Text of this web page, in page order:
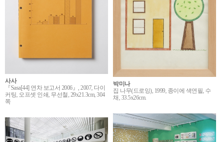
사사
『Sasa[44] 연차 보고서 2006』, 2007, 다이
커팅, 오프셋 인쇄, 무선철, 29x21.3cm, 304
쪽
박미나
집 나무(드로잉), 1999, 종이에 색연필, 수
채, 33.5x26cm.